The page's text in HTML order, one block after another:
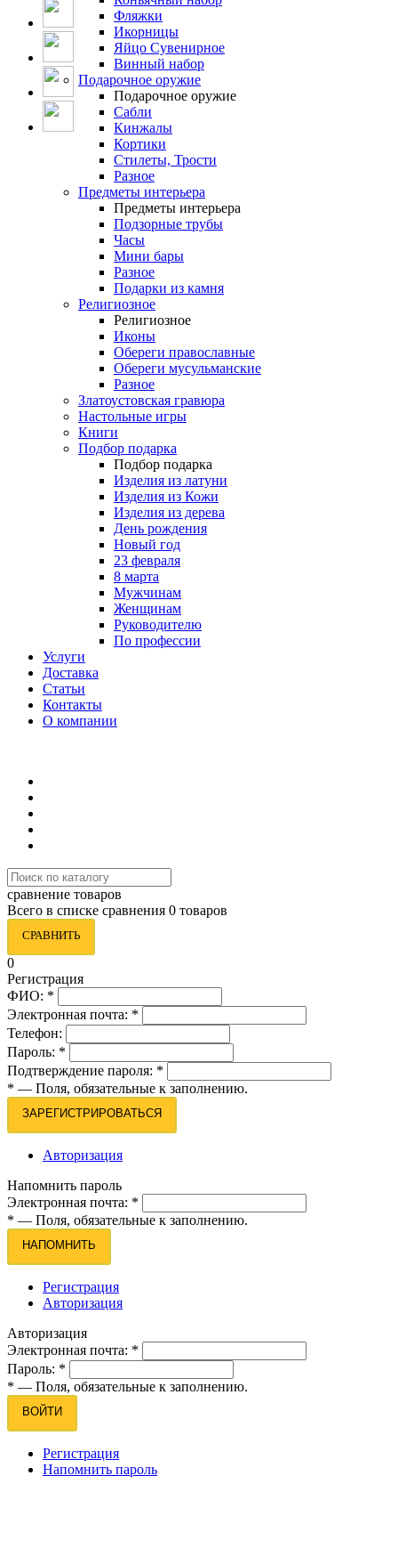
Фляжки
Икорницы
Яйцо Сувенирное
Винный набор
Подарочное оружие
Подарочное оружие
Сабли
Кинжалы
Кортики
Стилеты, Трости
Разное
Предметы интерьера
Предметы интерьера
Подзорные трубы
Часы
Мини бары
Разное
Подарки из камня
Религиозное
Религиозное
Иконы
Обереги православные
Обереги мусульманские
Разное
Златоустовская гравюра
Настольные игры
Книги
Подбор подарка
Подбор подарка
Изделия из латуни
Изделия из Кожи
Изделия из дерева
День рождения
Новый год
23 февраля
8 марта
Мужчинам
Женщинам
Руководителю
По профессии
Услуги
Доставка
Статьи
Контакты
О компании
сравнение товаров
Всего в списке сравнения 0 товаров
СРАВНИТЬ
0
Регистрация
ФИО: *
Электронная почта: *
Телефон:
Пароль: *
Подтверждение пароля: *
* — Поля, обязательные к заполнению.
ЗАРЕГИСТРИРОВАТЬСЯ
Авторизация
Напомнить пароль
Электронная почта: *
* — Поля, обязательные к заполнению.
НАПОМНИТЬ
Регистрация
Авторизация
Авторизация
Электронная почта: *
Пароль: *
* — Поля, обязательные к заполнению.
ВОЙТИ
Регистрация
Напомнить пароль